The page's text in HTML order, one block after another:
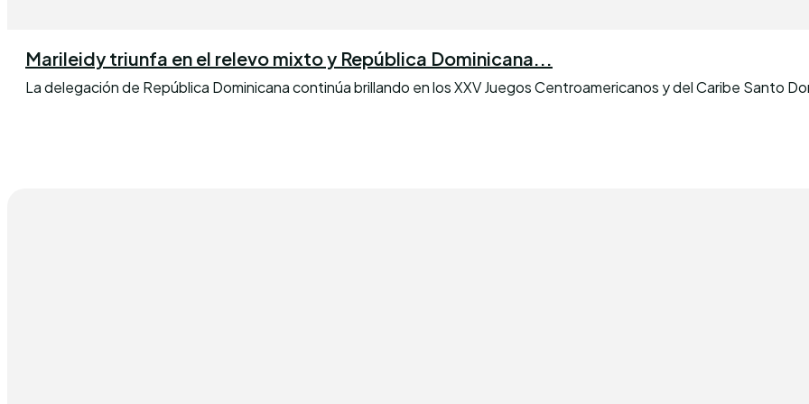
Marileidy triunfa en el relevo mixto y República Dominicana...
La delegación de República Dominicana continúa brillando en los XXV Juegos Centroamericanos y del Caribe Santo